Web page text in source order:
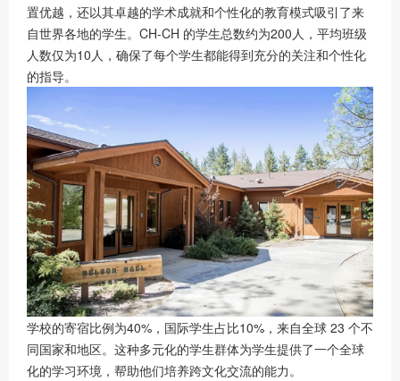
置优越，还以其卓越的学术成就和个性化的教育模式吸引了来
自世界各地的学生。CH-CH 的学生总数约为200人，平均班级
人数仅为10人，确保了每个学生都能得到充分的关注和个性化
的指导。
学校的寄宿比例为40%，国际学生占比10%，来自全球 23 个不
同国家和地区。这种多元化的学生群体为学生提供了一个全球
化的学习环境，帮助他们培养跨文化交流的能力。